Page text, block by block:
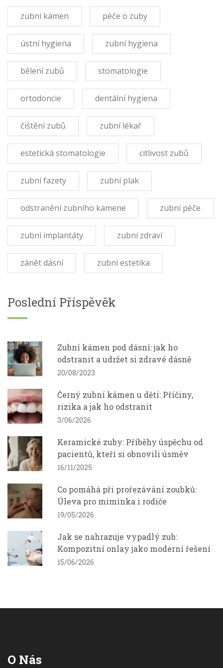
zubní kámen péče o zuby
ústní hygiena zubní hygiena
bělení zubů stomatologie
ortodoncie dentální hygiena
čištění zubů zubní lékař
estetická stomatologie citlivost zubů
zubní fazety zubní plak
odstranění zubního kamene zubní péče
zubní implantáty zubní zdraví
zánět dásní zubní estetika
Poslední Příspěvěk
Zubní kámen pod dásní: jak ho
odstranit a udržet si zdravé dásně
20/08/2023
Černý zubní kámen u dětí: Příčiny,
rizika a jak ho odstranit
3/06/2026
Keramické zuby: Příběhy úspěchu od
pacientů, kteří si obnovili úsměv
16/11/2025
Co pomáhá při prořezávání zoubků:
Úleva pro miminka i rodiče
19/05/2026
Jak se nahrazuje vypadlý zub:
Kompozitní onlay jako moderní řešení
15/06/2026
O Nás